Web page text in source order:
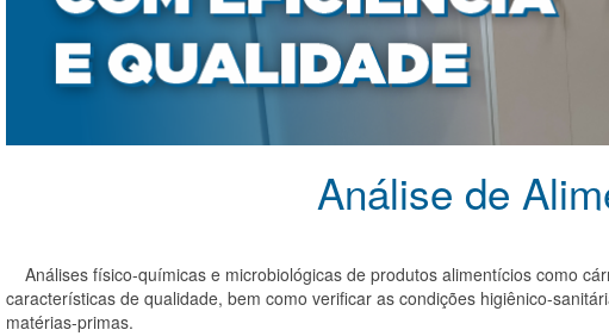
Análise de
Análises físico-químicas e microbiológicas de produtos alimentícios como
características de qualidade, bem como verificar as condições higiênico-
matérias-primas.